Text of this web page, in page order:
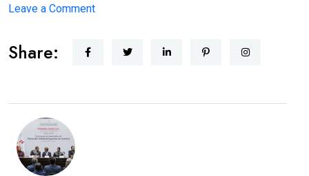
Leave a Commenton
CERCANA
Share: